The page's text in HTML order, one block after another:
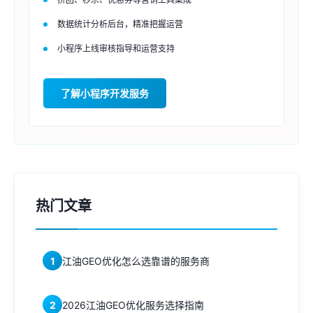
数据统计分析后台，精准把握运营
小程序上线审核指导和运营支持
了解小程序开发服务
热门文章
1 江油GEO优化怎么选靠谱的服务商
2 2026江油GEO优化服务选择指南